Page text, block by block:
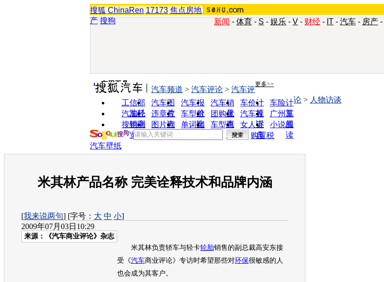
搜狐 ChinaRen 17173 焦点房地
产 搜狗 新闻 - 体育 - S - 娱乐 - V - 财经 - IT - 汽车 - 房产 -
实用工具 更多>>
工信部
油耗
汽车图
片
汽车报
价
汽车销
量
车价计
算
车险计
算
汽车经
销商
违章查
询
车型对
比
团购优
惠
汽车投
诉
广州车
展
搜狗浏
览器
图片欣
赏
单词翻
车型查
询
女人宝
典
小说阅
读
汽车频道 > 汽车评论 > 汽车评
论 > 人物访谈
购置税
汽车壁纸
米其林产品名称 完美诠释技术和品牌内涵
[我来说两句] [字号： 大 中 小]
2009年07月03日10:29
来源：
《汽车商业评论》杂志
米其林负责轿车与轻卡轮胎销售的副总裁高安东接
受《汽车商业评论》专访时希望那些对环保很敏感的人
也会成为其客户。